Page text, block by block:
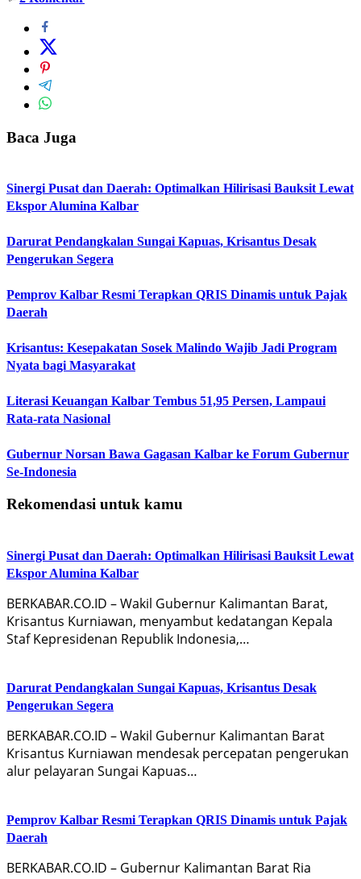
Baca Juga
Sinergi Pusat dan Daerah: Optimalkan Hilirisasi Bauksit Lewat
Ekspor Alumina Kalbar
Darurat Pendangkalan Sungai Kapuas, Krisantus Desak
Pengerukan Segera
Pemprov Kalbar Resmi Terapkan QRIS Dinamis untuk Pajak
Daerah
Krisantus: Kesepakatan Sosek Malindo Wajib Jadi Program
Nyata bagi Masyarakat
Literasi Keuangan Kalbar Tembus 51,95 Persen, Lampaui
Rata-rata Nasional
Gubernur Norsan Bawa Gagasan Kalbar ke Forum Gubernur
Se-Indonesia
Rekomendasi untuk kamu
Sinergi Pusat dan Daerah: Optimalkan Hilirisasi Bauksit Lewat
Ekspor Alumina Kalbar
BERKABAR.CO.ID – Wakil Gubernur Kalimantan Barat,
Krisantus Kurniawan, menyambut kedatangan Kepala
Staf Kepresidenan Republik Indonesia,…
Darurat Pendangkalan Sungai Kapuas, Krisantus Desak
Pengerukan Segera
BERKABAR.CO.ID – Wakil Gubernur Kalimantan Barat
Krisantus Kurniawan mendesak percepatan pengerukan
alur pelayaran Sungai Kapuas…
Pemprov Kalbar Resmi Terapkan QRIS Dinamis untuk Pajak
Daerah
BERKABAR.CO.ID – Gubernur Kalimantan Barat Ria